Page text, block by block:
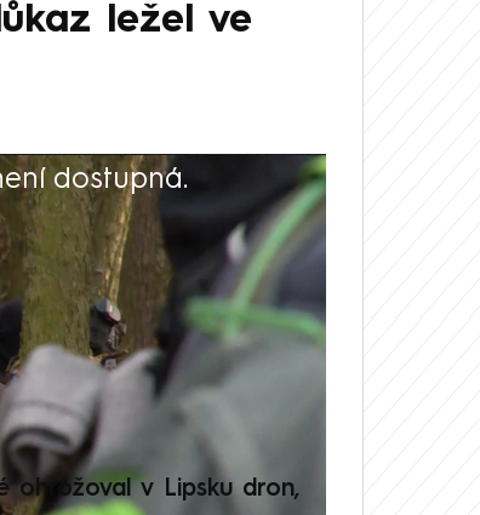
ležel ve
dostupná.
ohrožoval v Lipsku dron,